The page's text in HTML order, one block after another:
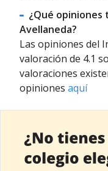
¿Qué
Avellaneda?
Las opiniones del
valoración de 4.1
valoraciones
opiniones aquí